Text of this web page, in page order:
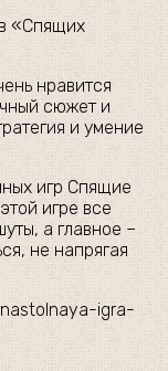
«Спящих
нравится
сюжет и
и умение
игр Спящие
игре все
а главное –
не напрягая
igra-